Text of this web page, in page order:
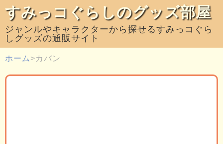
すみっコぐらしのグッズ部屋
ジャンルやキャラクターから探せるすみっコぐら
しグッズの通販サイト
ホーム カバン